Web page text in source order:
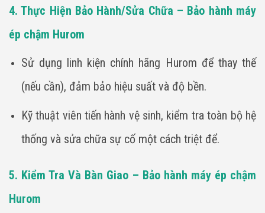
4. Thực Hiện Bảo Hành/Sửa Chữa – Bảo hành máy
ép chậm Hurom
Sử dụng linh kiện chính hãng Hurom để thay thế
(nếu cần), đảm bảo hiệu suất và độ bền.
Kỹ thuật viên tiến hành vệ sinh, kiểm tra toàn bộ hệ
thống và sửa chữa sự cố một cách triệt để.
5. Kiểm Tra Và Bàn Giao – Bảo hành máy ép chậm
Hurom